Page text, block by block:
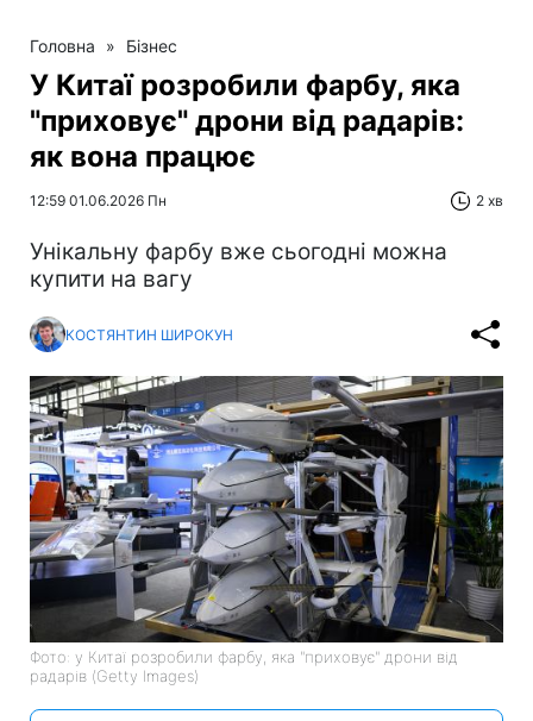
Головна » Бізнес
У Китаї розробили фарбу, яка
"приховує" дрони від радарів:
як вона працює
12:59 01.06.2026 Пн 2 хв
Унікальну фарбу вже сьогодні можна
купити на вагу
КОСТЯНТИН ШИРОКУН
Фото: у Китаї розробили фарбу, яка "приховує" дрони від
радарів (Getty Images)